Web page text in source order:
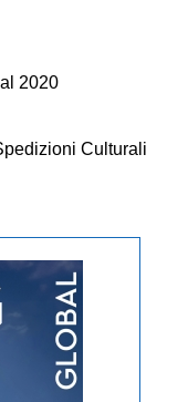
2020
Culturali